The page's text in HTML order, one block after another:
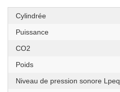
Cylindrée
Puissance
CO2
Poids
Niveau de pression sonore Lpeq